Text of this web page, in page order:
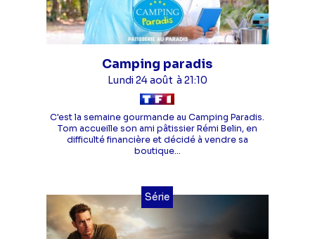
Camping paradis
Lundi 24 août à 21:10
C'est la semaine gourmande au Camping Paradis.
Tom accueille son ami pâtissier Rémi Belin, en
difficulté financière et décidé à vendre sa
boutique...
Série